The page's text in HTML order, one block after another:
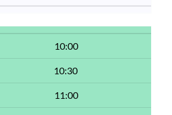
10:00
10:30
11:00